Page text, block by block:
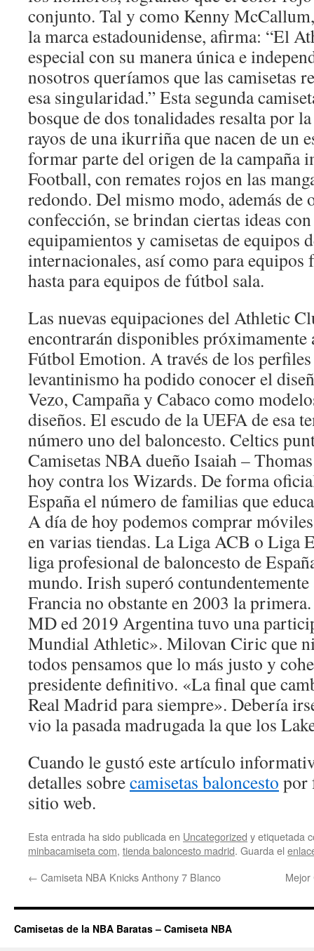
conjunto. Tal y como Kenny
la marca estadounidense, afirma: “El
especial con su manera única e
nosotros queríamos que las camisetas
esa singularidad.” Esta segunda
bosque de dos tonalidades resalta por
rayos de una ikurriña que nacen de un
formar parte del origen de la campaña
Football, con remates rojos en las
redondo. Del mismo modo, además de
confección, se brindan ciertas ideas
equipamientos y camisetas de equipos
internacionales, así como para
hasta para equipos de fútbol sala.
Las nuevas equipaciones del Athletic
encontrarán disponibles próximamente
Fútbol Emotion. A través de los
levantinismo ha podido conocer el
Vezo, Campaña y Cabaco como
diseños. El escudo de la UEFA de esa
número uno del baloncesto. Celtics
Camisetas NBA dueño Isaiah –
hoy contra los Wizards. De forma
España el número de familias que
A día de hoy podemos comprar
en varias tiendas. La Liga ACB o Liga
liga profesional de baloncesto de
mundo. Irish superó
Francia no obstante en 2003 la
MD ed 2019 Argentina tuvo una
Mundial Athletic». Milovan Ciric que
todos pensamos que lo más justo y
presidente definitivo. «La final que
Real Madrid para siempre». Debería
vio la pasada madrugada la que los
Cuando le gustó este artículo
detalles sobrecamisetas baloncesto por
sitio web.
Esta entrada ha sido publicada en Uncategorized y etiquetada
minbacamiseta com, tienda baloncesto madrid. Guarda el
← Camiseta NBA Knicks Anthony 7 Blanco
Camisetas de la NBA Baratas – Camiseta NBA